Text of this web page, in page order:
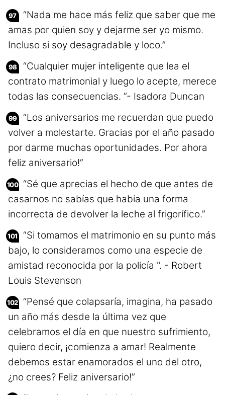
“Nada me hace más feliz que saber que me
amas por quien soy y dejarme ser yo mismo.
Incluso si soy desagradable y loco.”
“Cualquier mujer inteligente que lea el
contrato matrimonial y luego lo acepte, merece
todas las consecuencias. ”- Isadora Duncan
“Los aniversarios me recuerdan que puedo
volver a molestarte. Gracias por el año pasado
por darme muchas oportunidades. Por ahora
feliz aniversario!”
“Sé que aprecias el hecho de que antes de
casarnos no sabías que había una forma
incorrecta de devolver la leche al frigorífico.”
“Si tomamos el matrimonio en su punto más
bajo, lo consideramos como una especie de
amistad reconocida por la policía ". - Robert
Louis Stevenson
“Pensé que colapsaría, imagina, ha pasado
un año más desde la última vez que
celebramos el día en que nuestro sufrimiento,
quiero decir, ¡comienza a amar! Realmente
debemos estar enamorados el uno del otro,
¿no crees? Feliz aniversario!”